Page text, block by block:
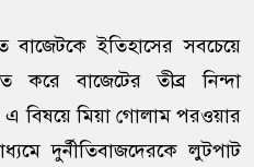
বাজেটকে ইতিহাসের সবচেয়ে
করে বাজেটের তীব্র নিন্দা
এ বিষয়ে মিয়া গোলাম পরওয়ার
দুর্নীতিবাজদেরকে লুটপাট